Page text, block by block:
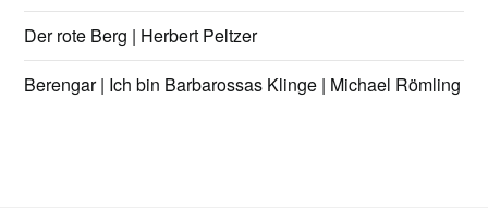
Der rote Berg | Herbert Peltzer
Berengar | Ich bin Barbarossas Klinge | Michael Römling